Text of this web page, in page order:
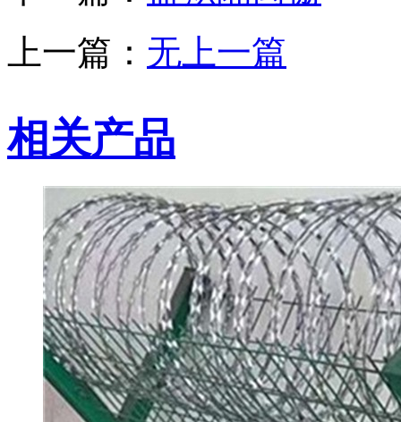
上一篇： 无上一篇
相关产品